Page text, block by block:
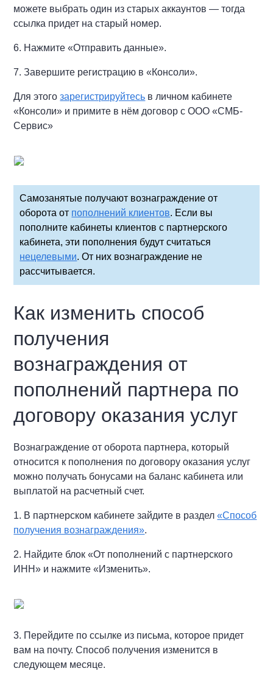
можете выбрать один из старых аккаунтов — тогда
ссылка придет на старый номер.
6. Нажмите «Отправить данные».
7. Завершите регистрацию в «Консоли».
Для этогозарегистрируйтесь в личном кабинете
«Консоли» и примите в нём договор с ООО «СМБ-
Сервис»
Самозанятые получают вознаграждение от
оборота от пополнений клиентов. Если вы
пополните кабинеты клиентов с партнерского
кабинета, эти пополнения будут считаться
нецелевыми. От них вознаграждение не
рассчитывается.
Как изменить способ
получения
вознаграждения от
пополнений партнера по
договору оказания услуг
Вознаграждение от оборота партнера, который
относится к пополнения по договору оказания услуг
можно получать бонусами на баланс кабинета или
выплатой на расчетный счет.
1. В партнерском кабинете зайдите в раздел«Способ
получения вознаграждения».
2. Найдите блок «От пополнений с партнерского
ИНН» и нажмите «Изменить».
3. Перейдите по ссылке из письма, которое придет
вам на почту. Способ получения изменится в
следующем месяце.